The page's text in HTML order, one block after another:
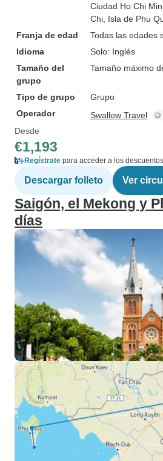
Ciudad Ho Chi
Chi , Isla de Phu
Franja de edad
Todas las edades
Idioma
Solo: Inglés
Tamaño del
grupo
Tamaño máximo
Tipo de grupo
Grupo
Operador
Swallow Travel
Desde
€1,193
Regístrate para acceder a los descuentos
Descargar folleto Ver
Saigón, el Mekong y
días